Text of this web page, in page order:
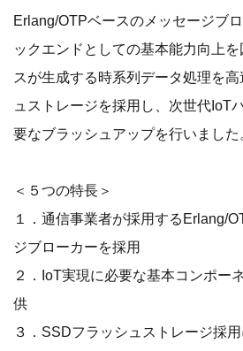
Erlang/OTPベースのメッセージブ
ックエンドとしての基本能力向上
スが生成する時系列データ処理を
ュストレージを採用し、次世代IoT
要なブラッシュアップを行いました
＜５つの特長＞
１．通信事業者が採用するErlang/
ジブローカーを採用
２．IoT実現に必要な基本コンポー
供
３．SSDフラッシュストレージ採